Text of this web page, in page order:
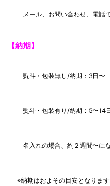
メール、お問い合わせ、電話で
【納期】
熨斗・包装無し/納期：3日〜
熨斗・包装有り/納期：5〜14
名入れの場合、約２週間〜に
※納期はおよその目安となります